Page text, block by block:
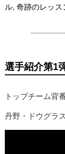
ル, 奇跡のレッス
選手紹介第1
トップチーム背
丹野・ドウグラ